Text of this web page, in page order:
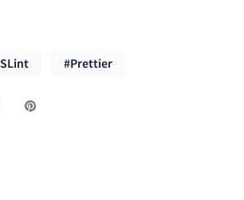
#Prettier